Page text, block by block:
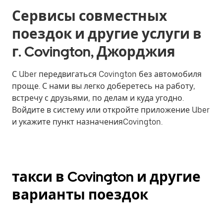
Сервисы совместных
поездок и другие услуги в
г. Covington, Джорджия
С Uber передвигаться Covington без автомобиля
проще. С нами вы легко доберетесь на работу,
встречу с друзьями, по делам и куда угодно.
Войдите в систему или откройте приложение Uber
и укажите пункт назначенияCovington.
такси в Covington и другие
варианты поездок